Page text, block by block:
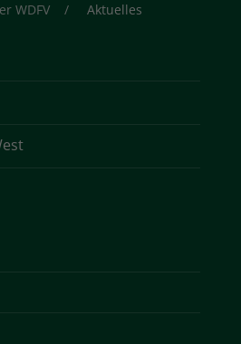
WDFV Aktuelles